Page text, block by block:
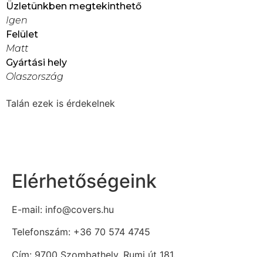
Üzletünkben megtekinthető
Igen
Felület
Matt
Gyártási hely
Olaszország
Talán ezek is érdekelnek
Elérhetőségeink
E-mail: info@covers.hu
Telefonszám: +36 70 574 4745
Cím: 9700 Szombathely, Rumi út 181.